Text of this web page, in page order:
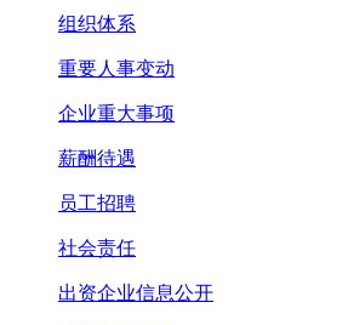
组织体系
重要人事变动
企业重大事项
薪酬待遇
员工招聘
社会责任
出资企业信息公开